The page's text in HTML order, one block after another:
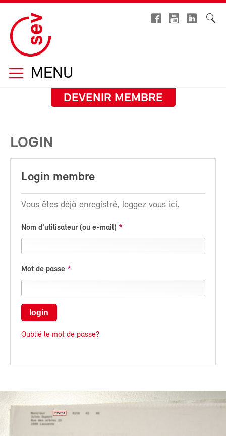
MENU
DEVENIR MEMBRE
LOGIN
Login membre
Vous êtes déjà enregistré, loggez vous ici.
Nom d'utilisateur (ou e-mail)
Mot de passe
login
Oublié le mot de passe?